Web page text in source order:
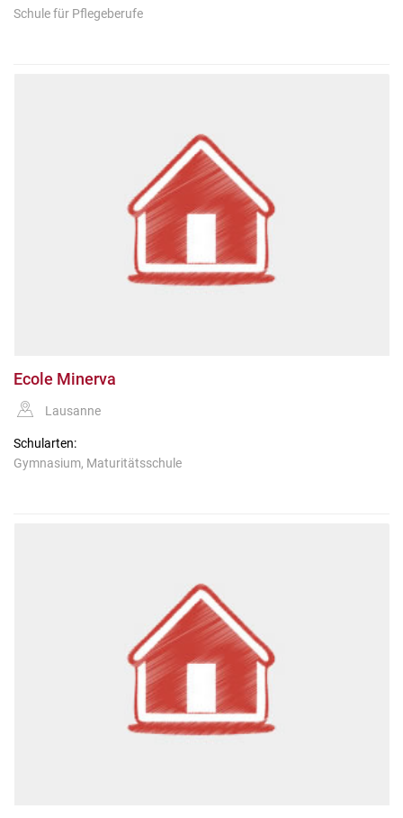
Schule für Pflegeberufe
Ecole Minerva
Lausanne
Schularten:
Gymnasium, Maturitätsschule